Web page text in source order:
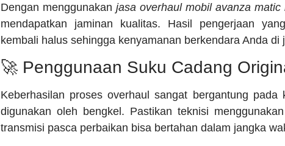
Dengan menggunakan jasa overhaul mobil avanza matic
mendapatkan jaminan kualitas. Hasil pengerjaan
kembali halus sehingga kenyamanan berkendara Anda
🚀 Penggunaan Suku Cadang
Keberhasilan proses overhaul sangat bergantung
digunakan oleh bengkel. Pastikan teknisi
transmisi pasca perbaikan bisa bertahan dalam jangka